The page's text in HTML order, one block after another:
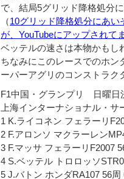
で、結局5グリッド降格処分
（10グリッド降格処分にあ
が、YouTubeにアップされて
ベッテルの速さは本物かもし
ちなみにこのレースでのホン
ーパーアグリのコンストラク
F1中国・グランプリ 日曜日
上海インターナショナル・
1 K.ライコネン フェラーリ
2 F.アロンソ マクラーレン
3 F.マッサ フェラーリF2007
4 S.ベッテル トロロッソ
5 J.バトン ホンダRA107 56周